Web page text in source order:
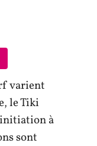
varient
le Tiki
à
sont